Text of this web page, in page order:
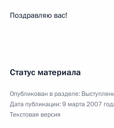
Поздравляю вас!
Статус материала
Опубликован в разделе:
Дата публикации:9 марта 2007
Текстовая версия